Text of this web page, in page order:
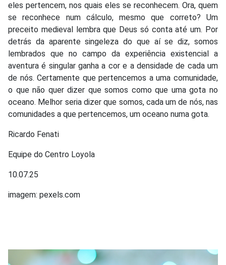
eles pertencem, nos quais eles se reconhecem. Ora, quem
se reconhece num cálculo, mesmo que correto? Um
preceito medieval lembra que Deus só conta até um. Por
detrás da aparente singeleza do que aí se diz, somos
lembrados que no campo da experiência existencial a
aventura é singular ganha a cor e a densidade de cada um
de nós. Certamente que pertencemos a uma comunidade,
o que não quer dizer que somos como que uma gota no
oceano. Melhor seria dizer que somos, cada um de nós, nas
comunidades a que pertencemos, um oceano numa gota.
Ricardo Fenati
Equipe do Centro Loyola
10.07.25
imagem: pexels.com